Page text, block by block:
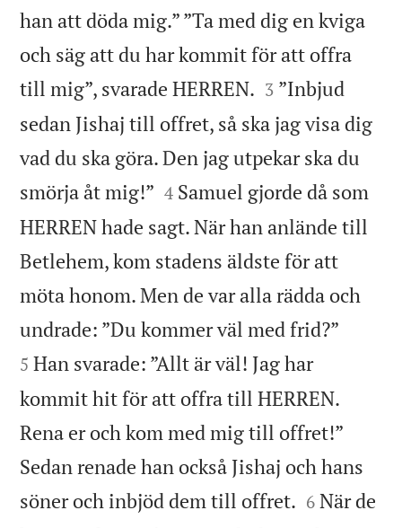
han att döda mig.” ”Ta med dig en kviga
och säg att du har kommit för att offra
till mig”, svarade HERREN. 

3 ”Inbjud
sedan Jishaj till offret, så ska jag visa dig
vad du ska göra. Den jag utpekar ska du
smörja åt mig!” 

4 Samuel gjorde då som
HERREN hade sagt. När han anlände till
Betlehem, kom stadens äldste för att
möta honom. Men de var alla rädda och
undrade: ”Du kommer väl med frid?”
5 Han svarade: ”Allt är väl! Jag har
kommit hit för att offra till HERREN.
Rena er och kom med mig till offret!”
Sedan renade han också Jishaj och hans
söner och inbjöd dem till offret. 

6 När de